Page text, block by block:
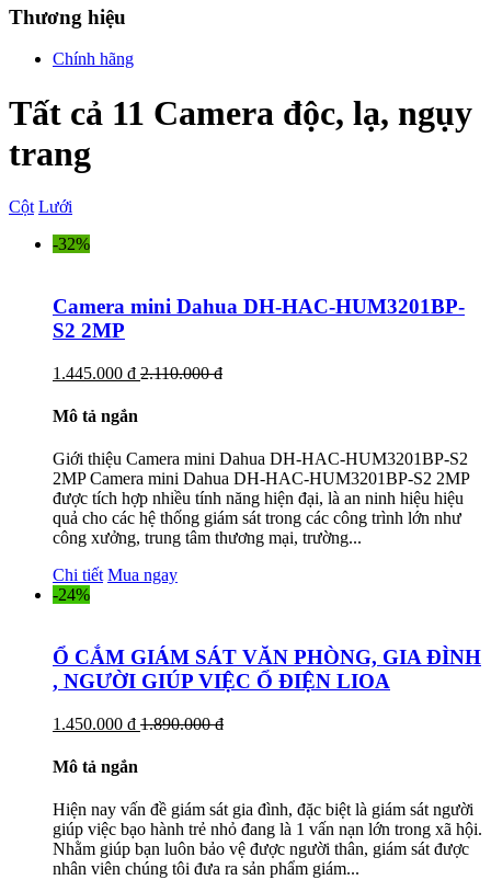
Thương hiệu
Chính hãng
Tất cả 11 Camera độc, lạ, ngụy
trang
Cột Lưới
-32%
Camera mini Dahua DH-HAC-HUM3201BP-
S2 2MP
1.445.000 đ 2.110.000 đ
Mô tả ngắn
Giới thiệu Camera mini Dahua DH-HAC-HUM3201BP-S2
2MP Camera mini Dahua DH-HAC-HUM3201BP-S2 2MP
được tích hợp nhiều tính năng hiện đại, là an ninh hiệu hiệu
quả cho các hệ thống giám sát trong các công trình lớn như
công xưởng, trung tâm thương mại, trường...
Chi tiết Mua ngay
-24%
Ổ CẮM GIÁM SÁT VĂN PHÒNG, GIA ĐÌNH
, NGƯỜI GIÚP VIỆC Ổ ĐIỆN LIOA
1.450.000 đ 1.890.000 đ
Mô tả ngắn
Hiện nay vấn đề giám sát gia đình, đặc biệt là giám sát người
giúp việc bạo hành trẻ nhỏ đang là 1 vấn nạn lớn trong xã hội.
Nhằm giúp bạn luôn bảo vệ được người thân, giám sát được
nhân viên chúng tôi đưa ra sản phẩm giám...